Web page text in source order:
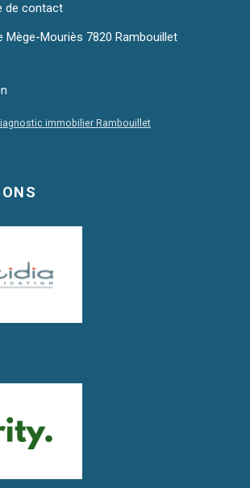
de contact
Mège-Mouriès 7820 Rambouillet
immobilier Rambouillet